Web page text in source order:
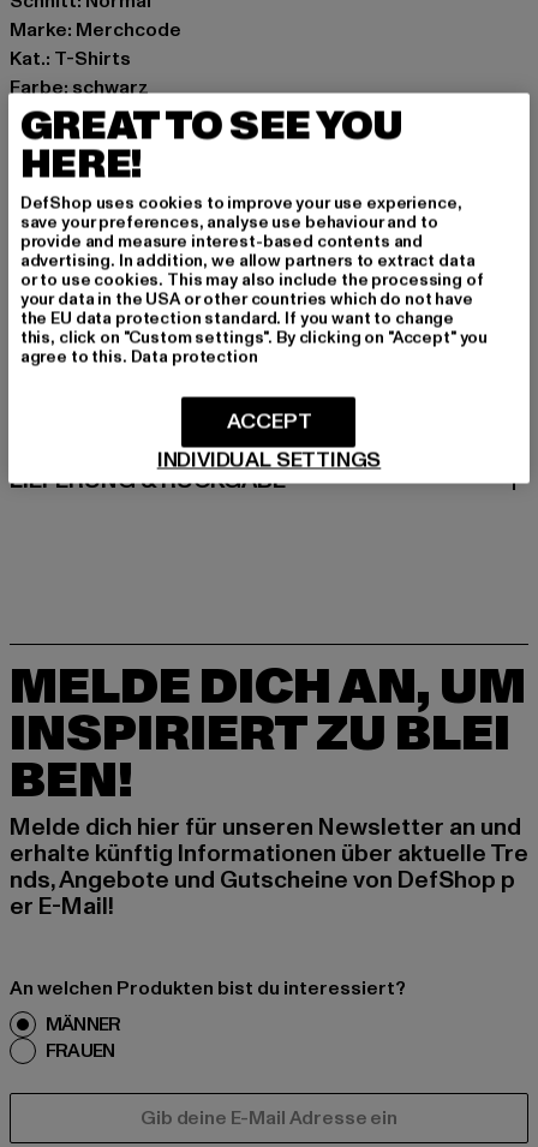
Marke: Merchcode
Kat.: T-Shirts
Farbe: schwarz
Hersteller Farbe: black
Materialzusammensetzung: 100% Baumwolle
Art.Nr: MC1702-00007
Hersteller: TB International GmbH |info@tbint.de
Dr.-Robert-Murjahn-Straße 7 | 64372 Ober-Ramstadt |
DE
GRÖSSE & PASSFORM
LIEFERUNG & RÜCKGABE
MELDE DICH AN, UM
INSPIRIERT ZU BLEI
BEN!
Melde dich hier für unseren Newsletter an und
erhalte künftig Informationen über aktuelle Tre
nds, Angebote und Gutscheine von DefShop p
er E-Mail!
An welchen Produkten bist du interessiert?
MÄNNER
FRAUEN
GREAT TO SEE YOU
HERE!
DefShop uses cookies to improve your use experience,
save your preferences, analyse use behaviour and to
provide and measure interest-based contents and
advertising. In addition, we allow partners to extract data
or to use cookies. This may also include the processing of
your data in the USA or other countries which do not have
the EU data protection standard. If you want to change
this, click on "Custom settings". By clicking on "Accept" you
agree to this. Data protection
INDIVIDUAL SETTINGS
ACCEPT